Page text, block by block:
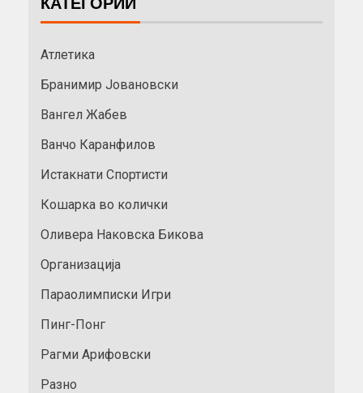
Атлетика
Бранимир Јовановски
Вангел Жабев
Ванчо Каранфилов
Истакнати Спортисти
Кошарка во колички
Оливера Наковска Бикова
Организација
Параолимписки Игри
Пинг-Понг
Рагми Арифовски
Разно